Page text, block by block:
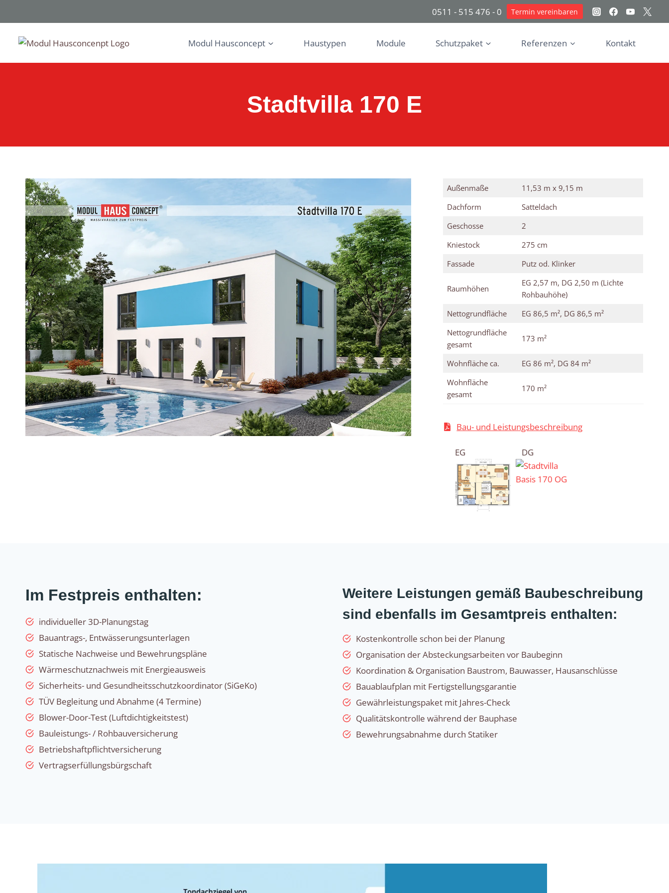
0511 - 515 476 - 0 Termin vereinbaren
Modul Hausconcept Haustypen Module Schutzpaket Referenzen Kontakt
Stadtvilla 170 E
Außenmaße
11,53 m x 9,15 m
Dachform
Satteldach
Geschosse
2
Kniestock
275 cm
Fassade
Putz od. Klinker
Raumhöhen
EG 2,57 m, DG 2,50 m (Lichte
Rohbauhöhe)
Nettogrundfläche
EG 86,5 m², DG 86,5 m²
Nettogrundfläche
gesamt
173 m²
Wohnfläche ca.
EG 86 m², DG 84 m²
Wohnfläche
gesamt
170 m²
Bau- und Leistungsbeschreibung
EG DG
Im Festpreis enthalten:
individueller 3D-Planungstag
Bauantrags-, Entwässerungsunterlagen
Statische Nachweise und Bewehrungspläne
Wärmeschutznachweis mit Energieausweis
Sicherheits- und Gesundheitsschutzkoordinator (SiGeKo)
TÜV Begleitung und Abnahme (4 Termine)
Blower-Door-Test (Luftdichtigkeitstest)
Bauleistungs- / Rohbauversicherung
Betriebshaftpflichtversicherung
Vertragserfüllungsbürgschaft
Weitere Leistungen gemäß Baubeschreibung
sind ebenfalls im Gesamtpreis enthalten:
Kostenkontrolle schon bei der Planung
Organisation der Absteckungsarbeiten vor Baubeginn
Koordination & Organisation Baustrom, Bauwasser, Hausanschlüsse
Bauablaufplan mit Fertigstellungsgarantie
Gewährleistungspaket mit Jahres-Check
Qualitätskontrolle während der Bauphase
Bewehrungsabnahme durch Statiker